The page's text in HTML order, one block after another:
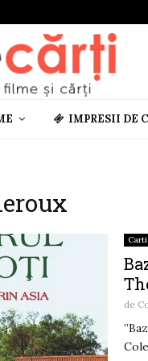
IMPRESII DE
Carti
de